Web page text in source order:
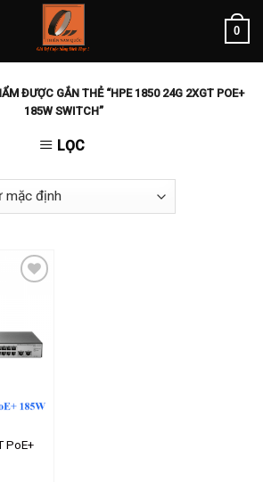
0
ĐƯỢC GẮN THẺ “HPE 1850 24G 2XGT POE+
185W SWITCH”
LỌC
wishlist
PoE+